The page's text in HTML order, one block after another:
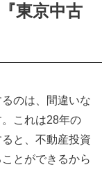
東京中古
のは、間違いな
これは28年の
と、不動産投資
とができるから